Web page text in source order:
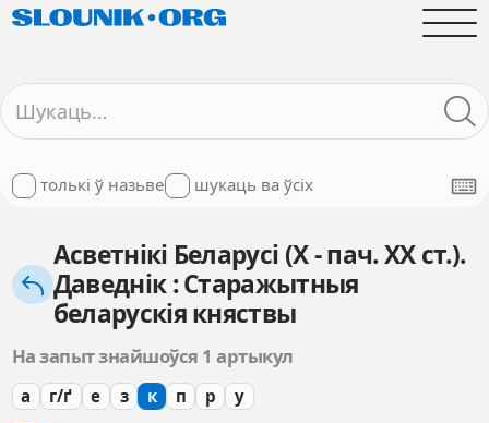
толькі ў назьве шукаць ва ўсіх
Асветнікі Беларусі (X - пач. XX ст.).
Даведнік : Старажытныя
беларускія княствы
На запыт знайшоўся 1 артыкул
а г/ґ е з к п р у